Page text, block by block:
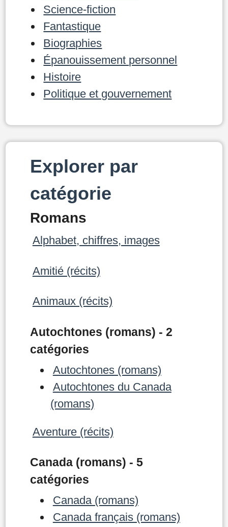
Science-fiction
Fantastique
Biographies
Épanouissement personnel
Histoire
Politique et gouvernement
Explorer par
catégorie
Romans
Alphabet, chiffres, images
Amitié (récits)
Animaux (récits)
Autochtones (romans) - 2
catégories
Autochtones (romans)
Autochtones du Canada
(romans)
Aventure (récits)
Canada (romans) - 5
catégories
Canada (romans)
Canada français (romans)